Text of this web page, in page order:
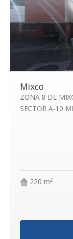
Mixco
ZONA 8 DE
SECTOR A-10
220 m2